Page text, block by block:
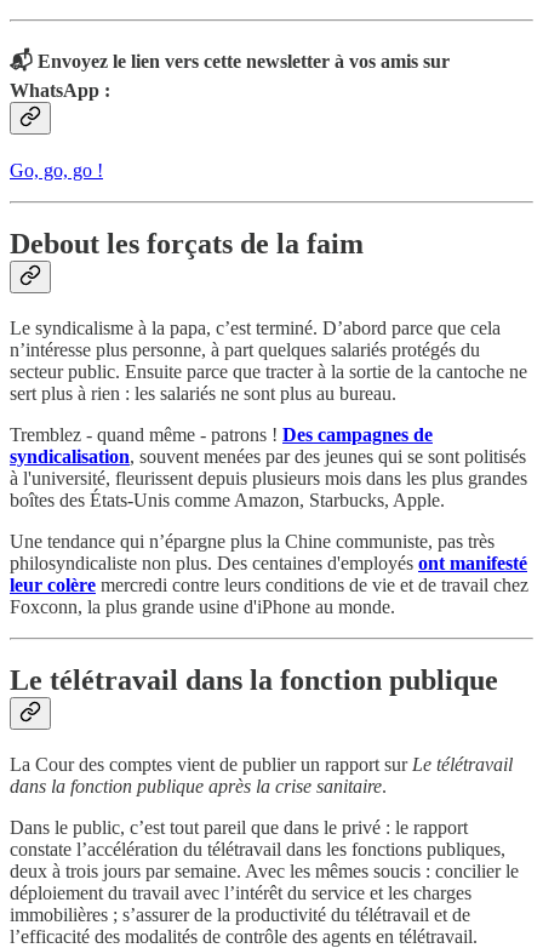
📬 Envoyez le lien vers cette newsletter à vos amis sur
WhatsApp :
Go, go, go !
Debout les forçats de la faim
Le syndicalisme à la papa, c’est terminé. D’abord parce que cela
n’intéresse plus personne, à part quelques salariés protégés du
secteur public. Ensuite parce que tracter à la sortie de la cantoche ne
sert plus à rien : les salariés ne sont plus au bureau.
Tremblez - quand même - patrons ! Des campagnes de
syndicalisation, souvent menées par des jeunes qui se sont politisés
à l'université, fleurissent depuis plusieurs mois dans les plus grandes
boîtes des États-Unis comme Amazon, Starbucks, Apple.
Une tendance qui n’épargne plus la Chine communiste, pas très
philosyndicaliste non plus. Des centaines d'employés ont manifesté
leur colère mercredi contre leurs conditions de vie et de travail chez
Foxconn, la plus grande usine d'iPhone au monde.
Le télétravail dans la fonction publique
La Cour des comptes vient de publier un rapport sur Le télétravail
dans la fonction publique après la crise sanitaire.
Dans le public, c’est tout pareil que dans le privé : le rapport
constate l’accélération du télétravail dans les fonctions publiques,
deux à trois jours par semaine. Avec les mêmes soucis : concilier le
déploiement du travail avec l’intérêt du service et les charges
immobilières ; s’assurer de la productivité du télétravail et de
l’efficacité des modalités de contrôle des agents en télétravail.